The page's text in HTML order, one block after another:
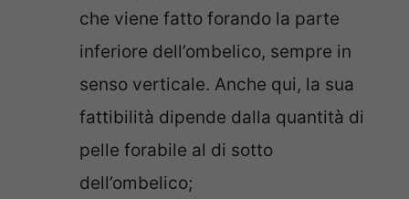
che viene fatto forando la parte
inferiore dell’ombelico, sempre in
senso verticale. Anche qui, la sua
fattibilità dipende dalla quantità di
pelle forabile al di sotto
dell’ombelico;